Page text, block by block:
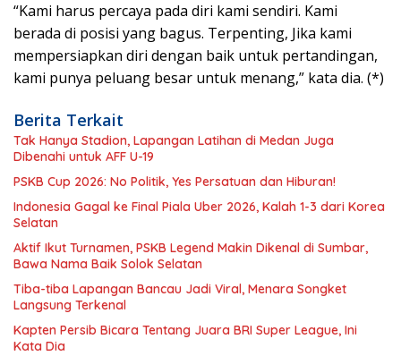
“Kami harus percaya pada diri kami sendiri. Kami
berada di posisi yang bagus. Terpenting, Jika kami
mempersiapkan diri dengan baik untuk pertandingan,
kami punya peluang besar untuk menang,” kata dia. (*)
Berita Terkait
Tak Hanya Stadion, Lapangan Latihan di Medan Juga
Dibenahi untuk AFF U-19
PSKB Cup 2026: No Politik, Yes Persatuan dan Hiburan!
Indonesia Gagal ke Final Piala Uber 2026, Kalah 1-3 dari Korea
Selatan
Aktif Ikut Turnamen, PSKB Legend Makin Dikenal di Sumbar,
Bawa Nama Baik Solok Selatan
Tiba-tiba Lapangan Bancau Jadi Viral, Menara Songket
Langsung Terkenal
Kapten Persib Bicara Tentang Juara BRI Super League, Ini
Kata Dia